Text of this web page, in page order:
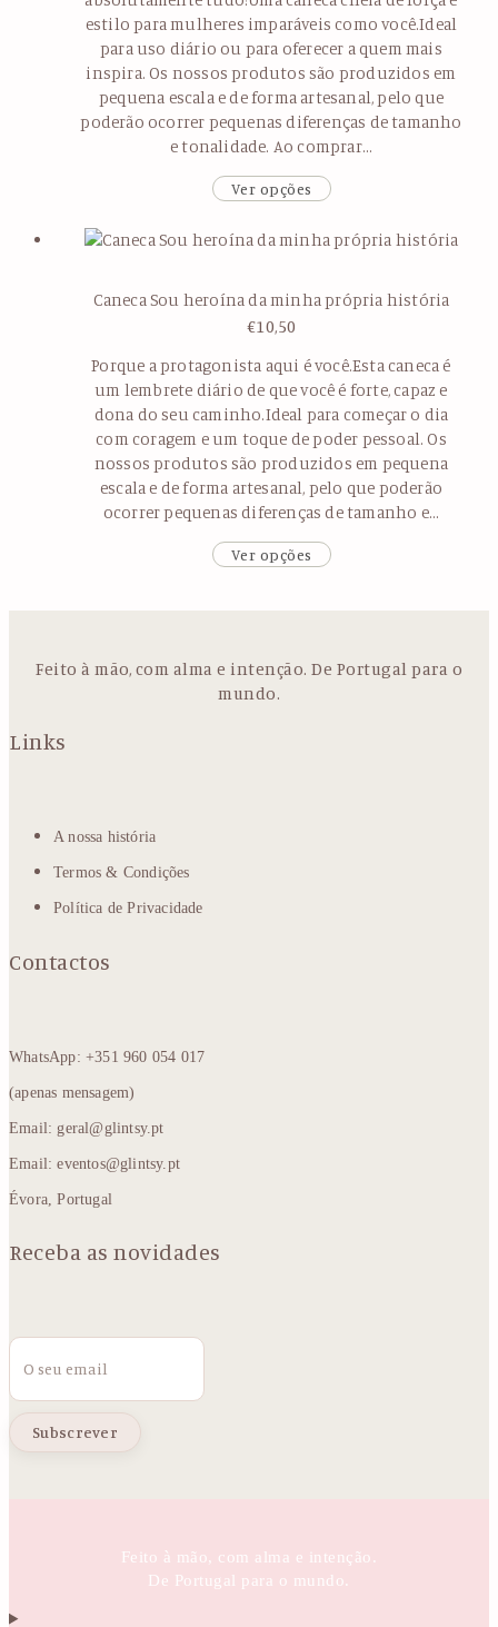
estilo para mulheres imparáveis como você.Ideal
para uso diário ou para oferecer a quem mais
inspira. Os nossos produtos são produzidos em
pequena escala e de forma artesanal, pelo que
poderão ocorrer pequenas diferenças de tamanho
e tonalidade. Ao comprar…
Ver opções
Caneca Sou heroína da minha própria história
€10,50
Porque a protagonista aqui é você.Esta caneca é
um lembrete diário de que você é forte, capaz e
dona do seu caminho.Ideal para começar o dia
com coragem e um toque de poder pessoal. Os
nossos produtos são produzidos em pequena
escala e de forma artesanal, pelo que poderão
ocorrer pequenas diferenças de tamanho e…
Ver opções
Feito à mão, com alma e intenção. De Portugal para o
mundo.
Links
A nossa história
Termos & Condições
Política de Privacidade
Contactos
WhatsApp: +351 960 054 017
(apenas mensagem)
Email: geral@glintsy.pt
Email: eventos@glintsy.pt
Évora, Portugal
Receba as novidades
Email
Feito à mão, com alma e intenção.
De Portugal para o mundo.